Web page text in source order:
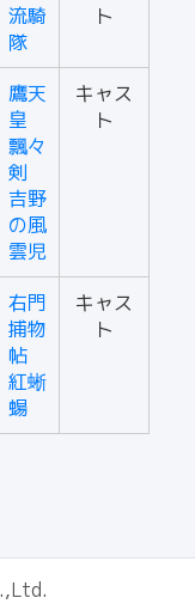
流騎
隊
ト
鷹天
皇
飄々
剣
吉野
の風
雲児
キャス
ト
右門
捕物
帖
紅蜥
蝪
キャス
ト